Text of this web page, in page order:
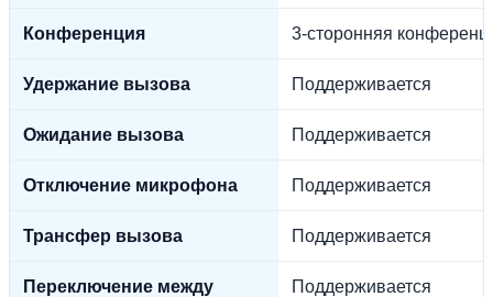
Конференция 3-сторонняя
Удержание вызова Поддерживается
Ожидание вызова Поддерживается
Отключение микрофона Поддерживается
Трансфер вызова Поддерживается
Переключение между
Поддерживается